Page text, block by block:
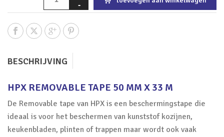
BESCHRIJVING
HPX REMOVABLE TAPE 50 MM X 33 M
De Removable tape van HPX is een beschermingstape die
ideaal is voor het beschermen van kunststof kozijnen,
keukenbladen, plinten of trappen maar wordt ook vaak